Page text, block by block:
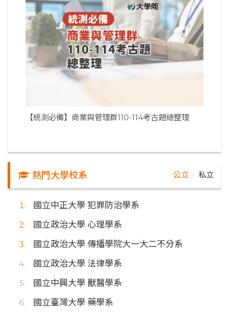
【統測必備】商業與管理群110-114考古題總整理
熱門大學校系 公立 私立
國立中正大學 犯罪防治學系
國立政治大學 心理學系
國立政治大學 傳播學院大一大二不分系
國立政治大學 法律學系
國立中興大學 獸醫學系
國立臺灣大學 藥學系